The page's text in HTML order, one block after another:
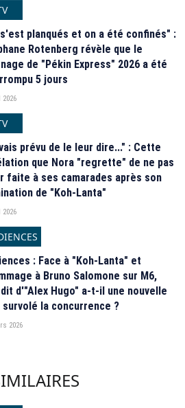
s'est planqués et on a été confinés" :
Rotenberg révèle que le
de "Pékin Express" 2026 a été
5 jours
prévu de le leur dire..." : Cette
que Nora "regrette" de ne pas
faite à ses camarades après son
de "Koh-Lanta"
: Face à "Koh-Lanta" et
à Bruno Salomone sur M6,
d'"Alex Hugo" a-t-il une nouvelle
la concurrence ?
2026